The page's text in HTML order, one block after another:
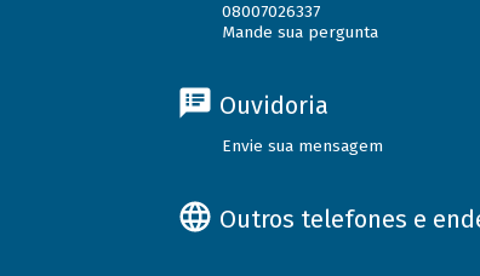
08007026337
Mande sua pergunta
Ouvidoria
Envie sua mensagem
Outros telefones e